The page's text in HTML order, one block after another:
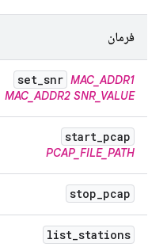
فرمان
set_snr MAC_ADDR1
MAC_ADDR2 SNR_VALUE
start_pcap
PCAP_FILE_PATH
stop_pcap
list_stations